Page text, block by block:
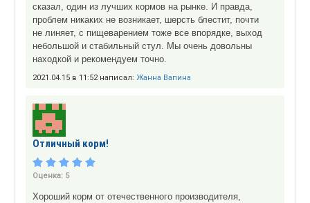
сказал, один из лучших кормов на рынке. И правда,
проблем никаких не возникает, шерсть блестит, почти
не линяет, с пищеварением тоже все впорядке, выход
небольшой и стабильный стул. Мы очень довольны
находкой и рекомендуем точно.
2021.04.15 в 11:52 написал: Жанна Вапина
Отличный корм!
Оценка: 5
Хороший корм от отечественного производителя,